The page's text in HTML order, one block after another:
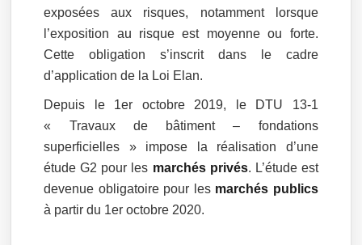
exposées aux risques, notamment lorsque
l’exposition au risque est moyenne ou forte.
Cette obligation s’inscrit dans le cadre
d’application de la Loi Elan.
Depuis le 1er octobre 2019, le DTU 13-1
« Travaux de bâtiment – fondations
superficielles » impose la réalisation d’une
étude G2 pour les marchés privés. L’étude est
devenue obligatoire pour les marchés publics
à partir du 1er octobre 2020.